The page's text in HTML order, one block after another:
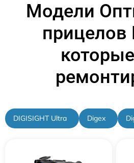
Модели
прицелов
DIGISIGHT Ultra Digex